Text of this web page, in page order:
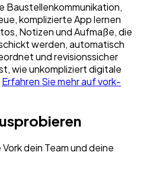
Baustellenkommunikation,
komplizierte App lernen
Notizen und Aufmaße, die
werden, automatisch
und revisionssicher
wie unkompliziert digitale
Erfahren Sie mehr auf vork-
dein Team und deine